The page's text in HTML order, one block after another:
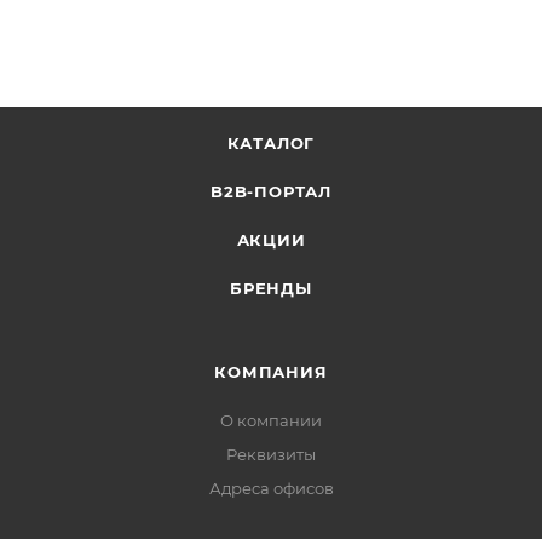
КАТАЛОГ
B2B-ПОРТАЛ
АКЦИИ
БРЕНДЫ
КОМПАНИЯ
О компании
Реквизиты
Адреса офисов